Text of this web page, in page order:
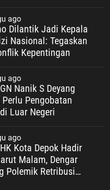
ago
Dilantik Jadi Kepala
Nasional: Tegaskan
Kepentingan
ago
Nanik S Deyang
Pengobatan
Luar Negeri
ago
Kota Depok Hadir
Malam, Dengar
Polemik Retribusi